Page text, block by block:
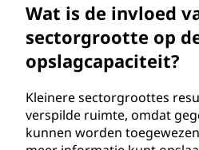
Wat is de invloed
sectorgrootte op
opslagcapaciteit?
Kleinere sectorgroottes
verspilde ruimte, omdat
kunnen worden